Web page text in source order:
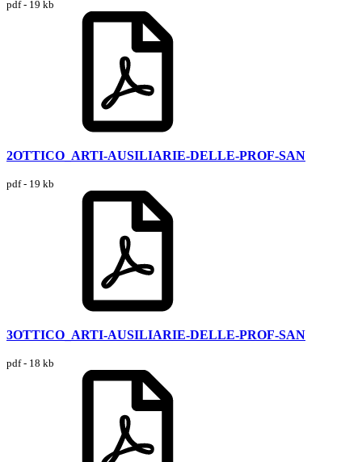
pdf - 19 kb
2OTTICO_ARTI-AUSILIARIE-DELLE-PROF-SAN
pdf - 19 kb
3OTTICO_ARTI-AUSILIARIE-DELLE-PROF-SAN
pdf - 18 kb